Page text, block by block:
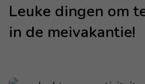
Leuke dingen om
in de meivakantie!